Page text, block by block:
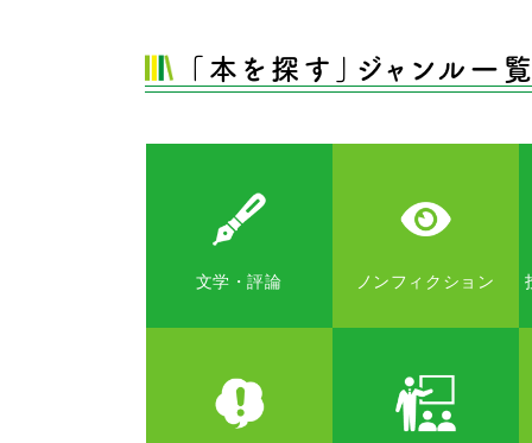
「本を探す」ジャンル一
文学・評論 ノンフィクション